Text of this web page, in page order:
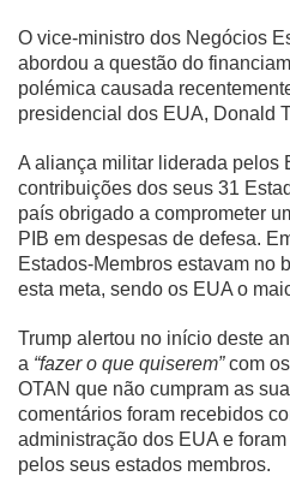
O vice-ministro dos Negócios
abordou a questão do
polémica causada
presidencial dos EUA, Donald
A aliança militar liderada pelos
contribuições dos seus 31
país obrigado a comprometer
PIB em despesas de defesa.
Estados-Membros estavam no
esta meta, sendo os EUA o
Trump alertou no início deste
a “fazer o que quiserem”com
OTAN que não cumpram as
comentários foram recebidos
administração dos EUA e
pelos seus estados membros.